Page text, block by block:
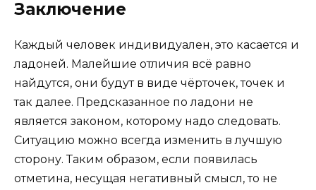
Заключение
Каждый человек индивидуален, это касается и
ладоней. Малейшие отличия всё равно
найдутся, они будут в виде чёрточек, точек и
так далее. Предсказанное по ладони не
является законом, которому надо следовать.
Ситуацию можно всегда изменить в лучшую
сторону. Таким образом, если появилась
отметина, несущая негативный смысл, то не